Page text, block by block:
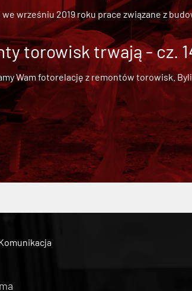
wrześniu 2019 roku prace związane z
torowisk trwają - cz.
Wam fotorelację z remontów torowisk.